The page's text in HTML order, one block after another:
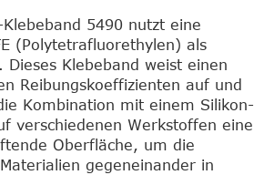
Klebeband 5490 nutzt eine
(Polytetrafluorethylen) als
Klebeband weist einen
Reibungskoeffizienten auf und
Kombination mit einem Silikon-
verschiedenen Werkstoffen eine
Oberfläche, um die
gegeneinander in